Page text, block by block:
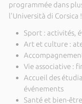
programmée dans
l'Università di Corsica !
Sport : activités,
Art et culture :
Vie associative :
Accueil des
événements
Santé et bien-